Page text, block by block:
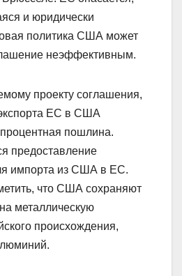
и юридически
политика США может
неэффективным.
проекту соглашения,
ЕС в США
пошлина.
предоставление
импорта из США в ЕС.
что США сохраняют
металлическую
происхождения,